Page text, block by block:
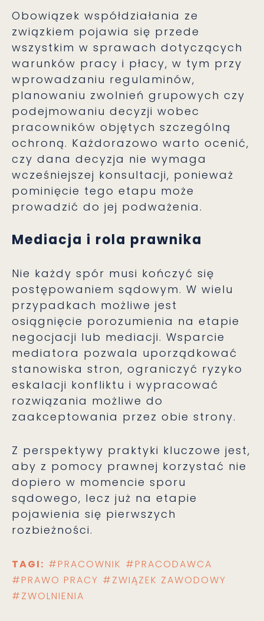
Obowiązek współdziałania ze
związkiem pojawia się przede
wszystkim w sprawach dotyczących
warunków pracy i płacy, w tym przy
wprowadzaniu regulaminów,
planowaniu zwolnień grupowych czy
podejmowaniu decyzji wobec
pracowników objętych szczególną
ochroną. Każdorazowo warto ocenić,
czy dana decyzja nie wymaga
wcześniejszej konsultacji, ponieważ
pominięcie tego etapu może
prowadzić do jej podważenia.
Mediacja i rola prawnika
Nie każdy spór musi kończyć się
postępowaniem sądowym. W wielu
przypadkach możliwe jest
osiągnięcie porozumienia na etapie
negocjacji lub mediacji. Wsparcie
mediatora pozwala uporządkować
stanowiska stron, ograniczyć ryzyko
eskalacji konfliktu i wypracować
rozwiązania możliwe do
zaakceptowania przez obie strony.
Z perspektywy praktyki kluczowe jest,
aby z pomocy prawnej korzystać nie
dopiero w momencie sporu
sądowego, lecz już na etapie
pojawienia się pierwszych
rozbieżności.
TAGI: #PRACOWNIK #PRACODAWCA
#PRAWO PRACY #ZWIĄZEK ZAWODOWY
#ZWOLNIENIA